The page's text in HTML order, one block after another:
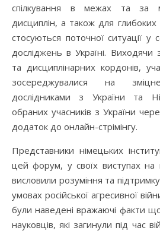
спілкування в межах та за
дисциплін, а також для
стосуються поточної ситуації у
досліджень в Україні. Виходячи
та дисциплінарних кордонів,
зосереджувалися на
дослідниками з України та
обраних учасників з України
додаток до онлайн-стрімінгу.
Представники німецьких
цей форум, у своїх виступах на
висловили розуміння та
умовах російської агресивної
були наведені вражаючі факти
науковців, які загинули під час